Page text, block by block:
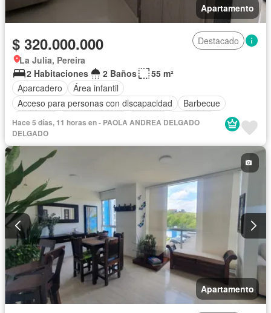
Apartamento
$ 320.000.000
Destacado
La Julia, Pereira
2 Habitaciones
2 Baños
55 m²
Aparcadero
Área infantil
Acceso para personas con discapacidad
Barbecue
Gimnasio
Cocina integral Internet
Ascensor
Gas natural
Piscina
Agua
Hace 5 días, 11 horas en - PAOLA ANDREA DELGADO
DELGADO
Apartamento